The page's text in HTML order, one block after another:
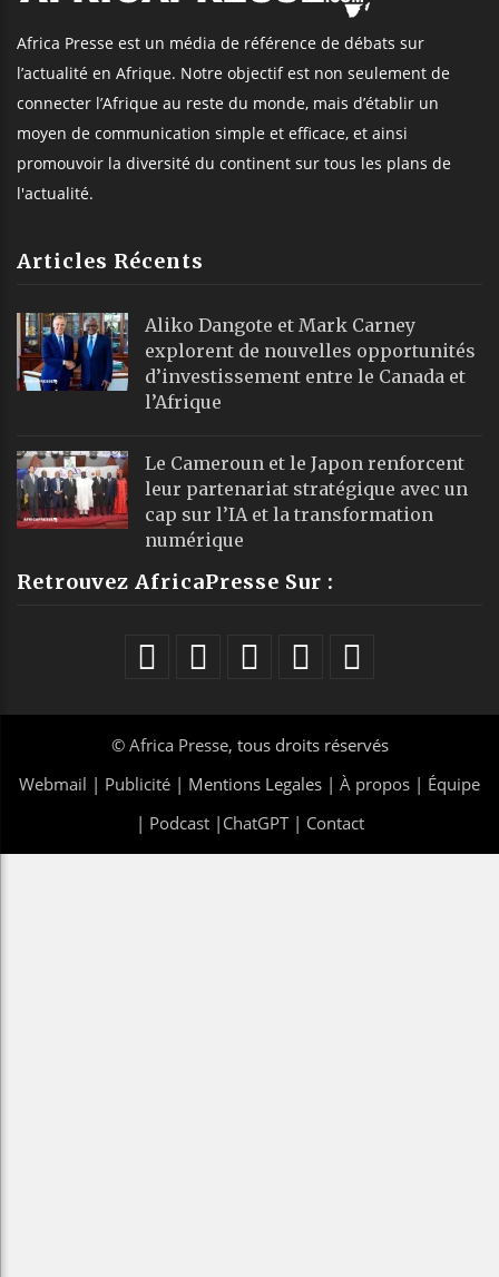
Africa Presse est un média de référence de débats sur
l’actualité en Afrique. Notre objectif est non seulement de
connecter l’Afrique au reste du monde, mais d’établir un
moyen de communication simple et efficace, et ainsi
promouvoir la diversité du continent sur tous les plans de
l'actualité.
Articles Récents
Aliko Dangote et Mark Carney
explorent de nouvelles opportunités
d’investissement entre le Canada et
l’Afrique
Le Cameroun et le Japon renforcent
leur partenariat stratégique avec un
cap sur l’IA et la transformation
numérique
Retrouvez AfricaPresse Sur :
© Africa Presse, tous droits réservés
Webmail | Publicité | Mentions Legales | À propos | Équipe
| Podcast| ChatGPT| Contact